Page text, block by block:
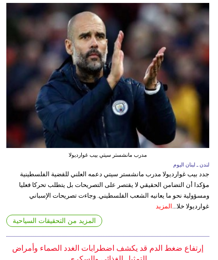
مدرب مانشستر سيتي بيب غوارديولا
لندن ـ لبنان اليوم
جدد بيب غوارديولا مدرب مانشستر سيتي دعمه العلني للقضية الفلسطينية
مؤكدا أن التضامن الحقيقي لا يقتصر على التصريحات بل يتطلب تحركا فعليا
ومسؤولية نحو ما يعانيه الشعب الفلسطيني. وجاءت تصريحات الإسباني
غوارديولا خلا... المزيد
المزيد من التحقيقات السياحية
إرتفاع ضغط الدم قد يكشف اضطرابات الغدد الصماء وأمراض